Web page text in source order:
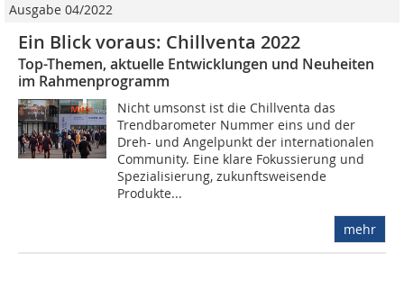
Ausgabe 04/2022
Ein Blick voraus: Chillventa 2022
Top-Themen, aktuelle Entwicklungen und Neuheiten
im Rahmenprogramm
Nicht umsonst ist die Chillventa das
Trendbarometer Nummer eins und der
Dreh- und Angelpunkt der internationalen
Community. Eine klare Fokussierung und
Spezialisierung, zukunftsweisende
Produkte...
mehr